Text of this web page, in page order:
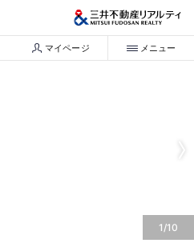
マイページ メニュー
1/10